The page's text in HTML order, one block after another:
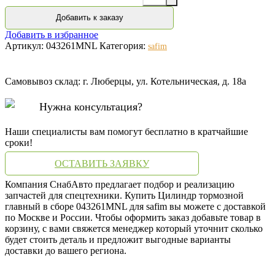
Добавить к заказу
Добавить в избранное
Артикул: 043261MNL Категория: safim
Самовывоз склад: г. Люберцы, ул. Котельническая, д. 18а
Нужна консультация?
Наши специалисты вам помогут бесплатно в кратчайшие
сроки!
ОСТАВИТЬ ЗАЯВКУ
Компания СнабАвто предлагает подбор и реализацию
запчастей для спецтехники. Купить Цилиндр тормозной
главный в сборе 043261MNL для safim вы можете с доставкой
по Москве и России. Чтобы оформить заказ добавьте товар в
корзину, с вами свяжется менеджер который уточнит сколько
будет стоить деталь и предложит выгодные варианты
доставки до вашего региона.